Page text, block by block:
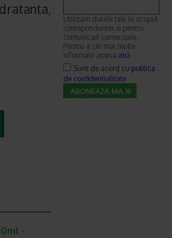
-
Utilizam datele tale in scopul
corespondentei si pentru
comunicari comerciale.
Pentru a citi mai multe
informatii apasa aici.
Sunt de acord cu politica
de confidentialitate